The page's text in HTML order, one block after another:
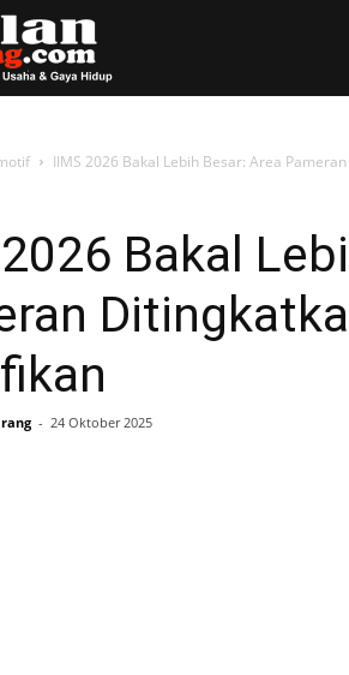
IIMS 2026 Bakal Lebih Besar: Area
Bakal
- 24 Oktober 2025